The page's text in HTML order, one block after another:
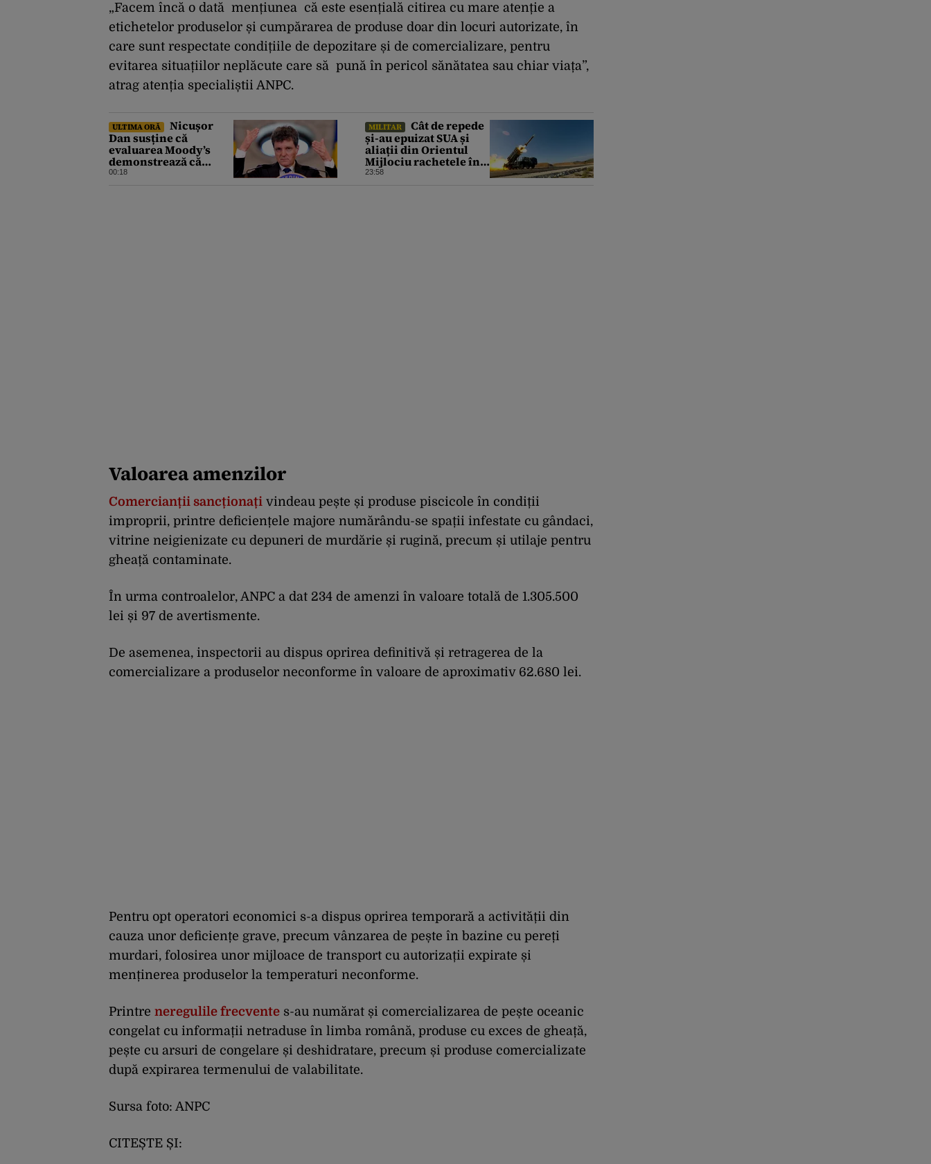
„Facem încă o dată mențiunea că este esențială citirea cu mare atenție a
etichetelor produselor și cumpărarea de produse doar din locuri autorizate, în
care sunt respectate condițiile de depozitare și de comercializare, pentru
evitarea situațiilor neplăcute care să pună în pericol sănătatea sau chiar viața”,
atrag atenția specialiștii ANPC.
ULTIMA ORĂ
Nicușor
Dan susține că
evaluarea Moody’s
demonstrează că
România a făcut pașii
00:18
MILITAR
Cât de repede
și-au epuizat SUA și
aliații din Orientul
Mijlociu rachetele în
conflictul cu Iranul
23:58
Valoarea amenzilor
Comercianții sancționați vindeau pește și produse piscicole în condiții
improprii, printre deficiențele majore numărându-se spații infestate cu gândaci,
vitrine neigienizate cu depuneri de murdărie și rugină, precum și utilaje pentru
gheață contaminate.
În urma controalelor, ANPC a dat 234 de amenzi în valoare totală de 1.305.500
lei și 97 de avertismente.
De asemenea, inspectorii au dispus oprirea definitivă și retragerea de la
comercializare a produselor neconforme în valoare de aproximativ 62.680 lei.
Pentru opt operatori economici s-a dispus oprirea temporară a activității din
cauza unor deficiențe grave, precum vânzarea de pește în bazine cu pereți
murdari, folosirea unor mijloace de transport cu autorizații expirate și
menținerea produselor la temperaturi neconforme.
Printre neregulile frecvente s-au numărat și comercializarea de pește oceanic
congelat cu informații netraduse în limba română, produse cu exces de gheață,
pește cu arsuri de congelare și deshidratare, precum și produse comercializate
după expirarea termenului de valabilitate.
Sursa foto: ANPC
CITEȘTE ȘI: